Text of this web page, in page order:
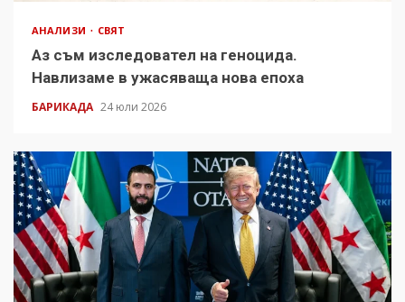
АНАЛИЗИ СВЯТ
Аз съм изследовател на геноцида.
Навлизаме в ужасяваща нова епоха
БАРИКАДА 24 юли 2026